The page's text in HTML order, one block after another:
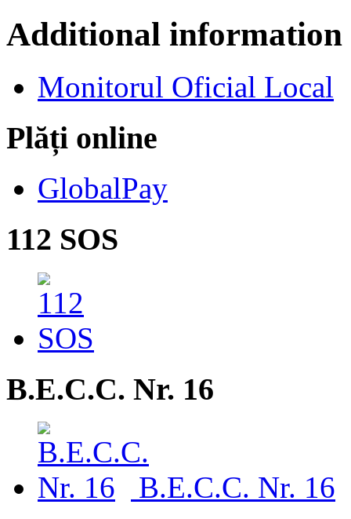
Additional information
Monitorul Oficial Local
Plăți online
GlobalPay
112 SOS
B.E.C.C. Nr. 16
B.E.C.C. Nr. 16